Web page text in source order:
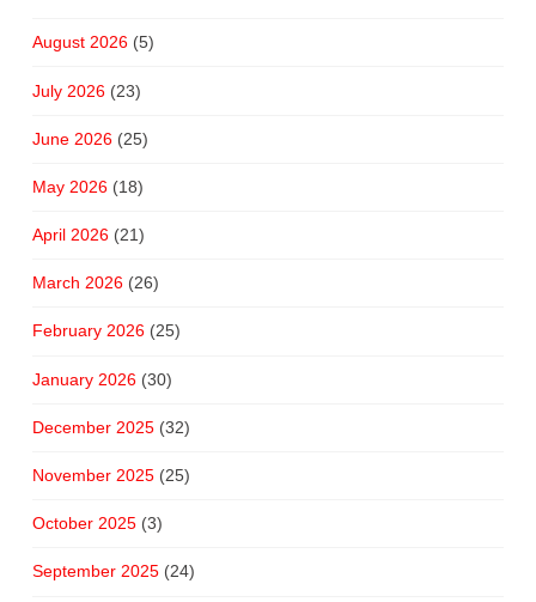
August 2026(5)
July 2026(23)
June 2026(25)
May 2026(18)
April 2026(21)
March 2026(26)
February 2026(25)
January 2026(30)
December 2025(32)
November 2025(25)
October 2025(3)
September 2025(24)